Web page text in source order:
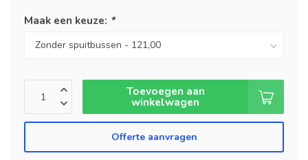
Maak een keuze: *
Toevoegen aan
winkelwagen
Offerte aanvragen